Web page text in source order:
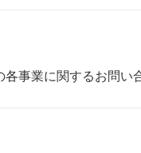
事業に関するお問い